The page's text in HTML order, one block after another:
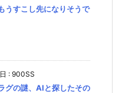
うすこし先になりそうで
: 900SS
グの謎、AIと探したその